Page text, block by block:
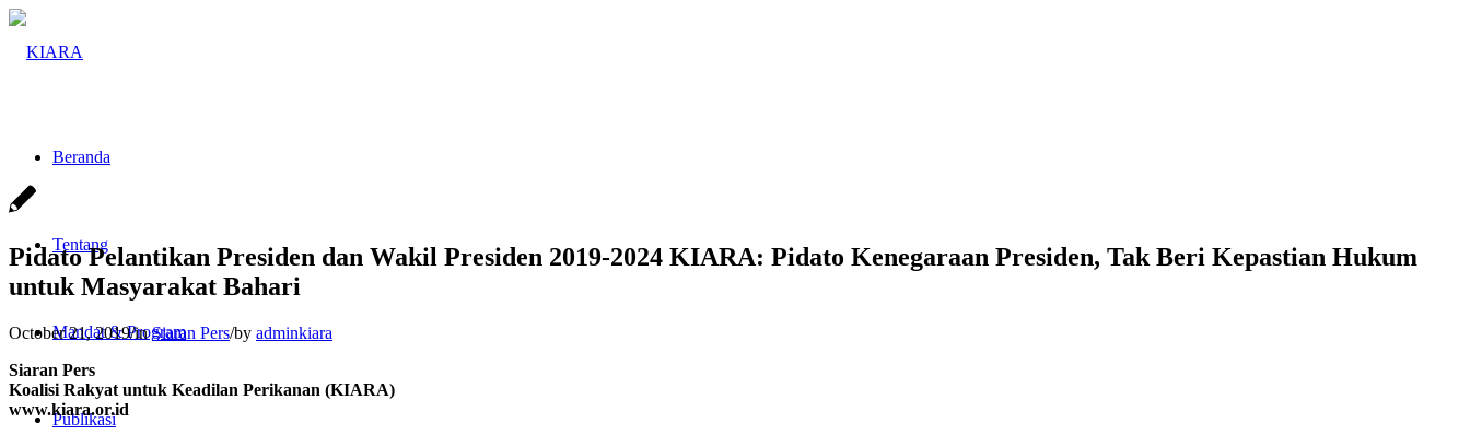
Beranda
Tentang
Mandat & Program
Publikasi
Pidato Pelantikan Presiden dan Wakil Presiden 2019-2024 KIARA: Pidato Kenegaraan Presiden, Tak Beri Kepastian Hukum
untuk Masyarakat Bahari
October 21, 2019/inSiaran Pers/by adminkiara
Siaran Pers
Koalisi Rakyat untuk Keadilan Perikanan (KIARA)
www.kiara.or.id